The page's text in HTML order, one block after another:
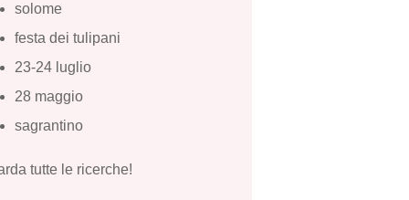
solome
festa dei tulipani
23-24 luglio
28 maggio
sagrantino
tutte le ricerche!